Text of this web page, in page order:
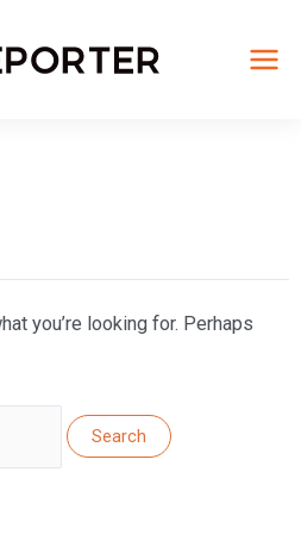
you’re looking for. Perhaps